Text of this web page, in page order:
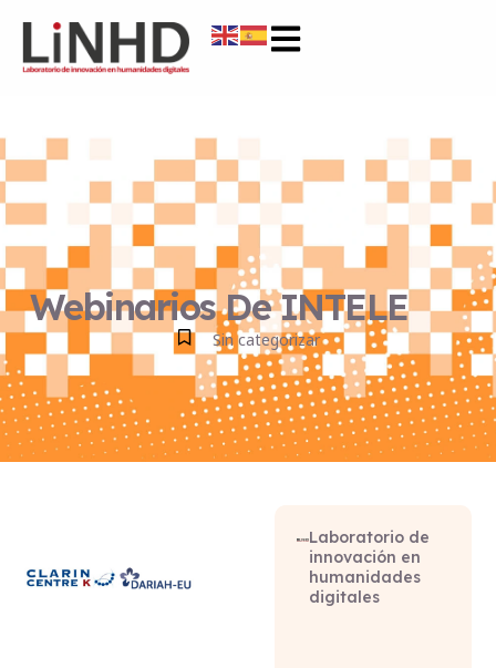
Webinarios De INTELE
Sin categorizar
Laboratorio de
innovación en
humanidades
digitales